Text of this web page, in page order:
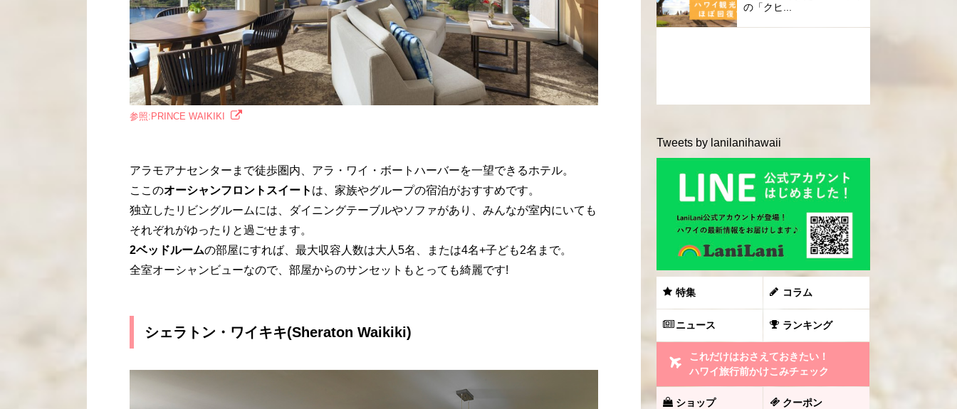
参照:PRINCE WAIKIKI
アラモアナセンターまで徒歩圏内、アラ・ワイ・ボートハーバーを一望できるホテル。
ここのオーシャンフロントスイート は、家族やグループの宿泊がおすすめです。
独立したリビングルームには、ダイニングテーブルやソファがあり、みんなが室内にいても
それぞれがゆったりと過ごせます。
2ベッドルームの部屋にすれば、最大収容人数は大人5名、または4名+子ども2名まで。
全室オーシャンビューなので、部屋からのサンセットもとっても綺麗です!
シェラトン・ワイキキ(Sheraton Waikiki)
の「クヒ...
Tweets by lanilanihawaii
特集 コラム
ニュース ランキング
これだけはおさえておきたい！
ハワイ旅行前かけこみチェック
ショップ クーポン